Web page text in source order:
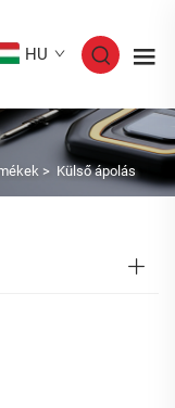
HU
> Külső ápolás